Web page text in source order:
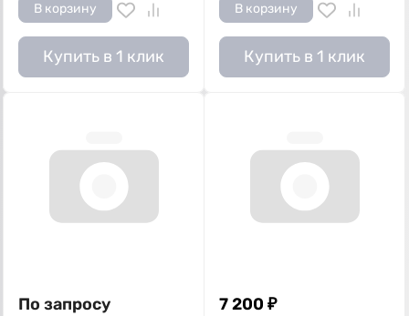
В корзину
Купить в 1 клик
В корзину
Купить в 1 клик
По запросу 7 200 ₽